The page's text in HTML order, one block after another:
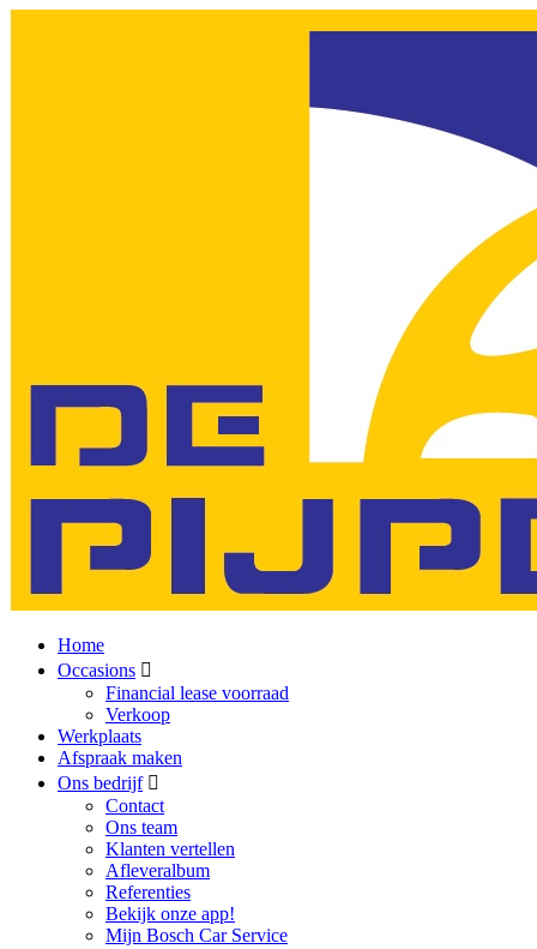
Home
Occasions
Financial lease voorraad
Verkoop
Werkplaats
Afspraak maken
Ons bedrijf
Contact
Ons team
Klanten vertellen
Afleveralbum
Referenties
Bekijk onze app!
Mijn Bosch Car Service